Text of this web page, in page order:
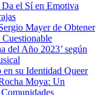
el Sí en Emotiva
Mayer de Obtener
Cuestionable
del Año 2023’ según
su Identidad Queer
Moya: Un